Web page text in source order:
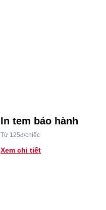
In tem bảo hành
Từ 125đ/chiếc
Xem chi tiết